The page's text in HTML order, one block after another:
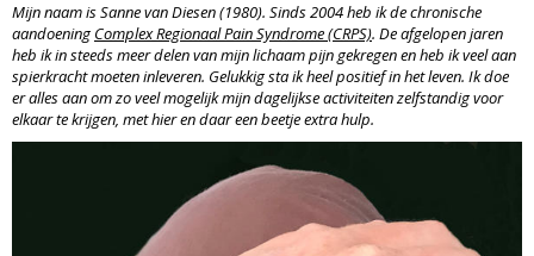
Mijn naam is Sanne van Diesen (1980). Sinds 2004 heb ik de chronische
aandoening Complex Regionaal Pain Syndrome (CRPS). De afgelopen jaren
heb ik in steeds meer delen van mijn lichaam pijn gekregen en heb ik veel aan
spierkracht moeten inleveren. Gelukkig sta ik heel positief in het leven. Ik doe
er alles aan om zo veel mogelijk mijn dagelijkse activiteiten zelfstandig voor
elkaar te krijgen, met hier en daar een beetje extra hulp.